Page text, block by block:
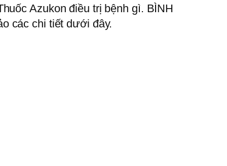
Azukon điều trị bệnh gì. BÌNH
các chi tiết dưới đây.